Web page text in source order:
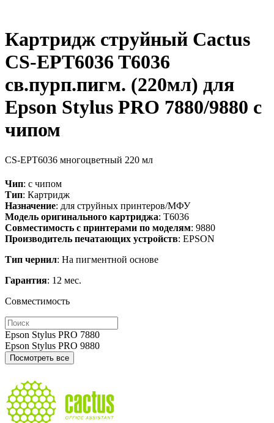
Картридж струйный Cactus
CS-EPT6036 T6036
св.пурп.пигм. (220мл) для
Epson Stylus PRO 7880/9880 с
чипом
CS-EPT6036 многоцветный 220 мл
Чип: с чипом
Тип: Картридж
Назначение: для струйных принтеров/МФУ
Модель оригинального картриджа: T6036
Совместимость с принтерами по моделям: 9880
Производитель печатающих устройств: EPSON
Тип чернил: На пигментной основе
Гарантия: 12 мес.
Совместимость
Epson Stylus PRO 7880
Epson Stylus PRO 9880
Посмотреть все